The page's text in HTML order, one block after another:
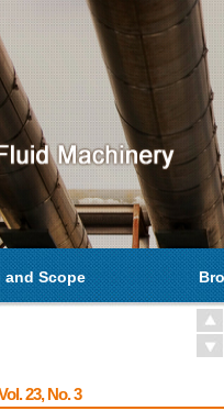
Scope
23, No. 3